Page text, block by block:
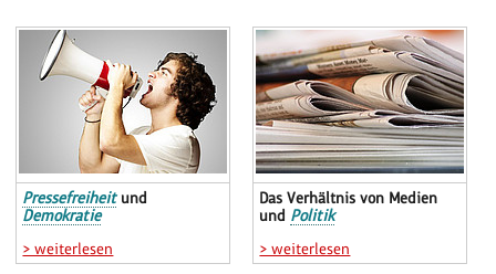
Pressefreiheitund
Demokratie
> weiterlesen
Das Verhältnis von Medien
und Politik
> weiterlesen